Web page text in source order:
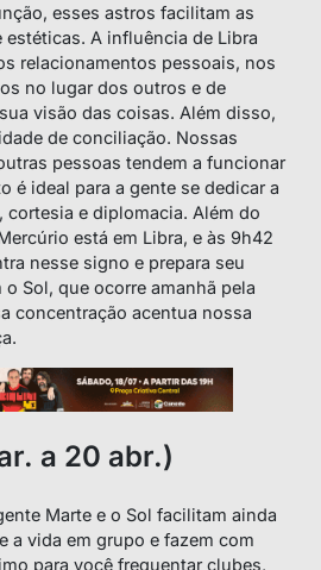
esses astros facilitam as
A influência de Libra
relacionamentos pessoais, nos
no lugar dos outros e de
visão das coisas. Além disso,
de conciliação. Nossas
pessoas tendem a funcionar
é ideal para a gente se dedicar a
e diplomacia. Além do
está em Libra, e às 9h42
nesse signo e prepara seu
Sol, que ocorre amanhã pela
concentração acentua nossa
a 20 abr.)
Marte e o Sol facilitam ainda
a vida em grupo e fazem com
para você frequentar clubes,